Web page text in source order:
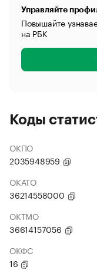
Управляйте
Повышайте
на РБК
Коды
ОКПО
2035948959
ОКАТО
36214558000
ОКТМО
36614157056
ОКФС
16